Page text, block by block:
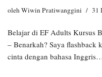
olehWiwin Pratiwanggini 31
Belajar di EF Adults Kursus
– Benarkah? Saya
cinta dengan bahasa